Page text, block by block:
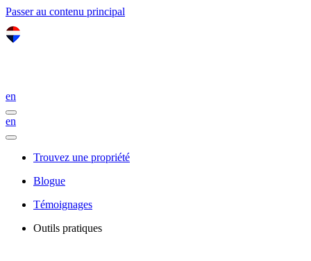
Passer au contenu principal
en
en
Trouvez une propriété
Blogue
Témoignages
Outils pratiques